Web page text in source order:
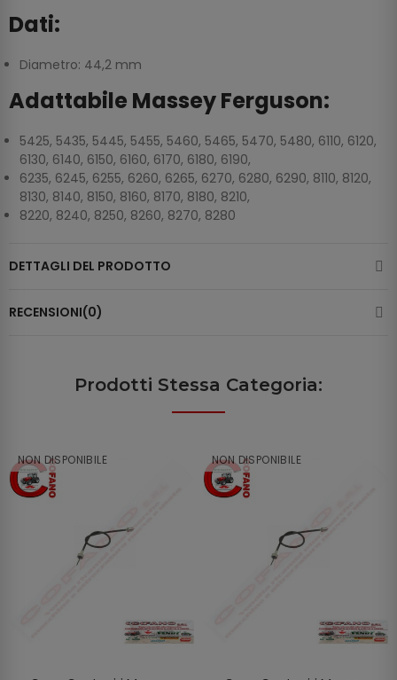
Dati:
Diametro: 44,2 mm
Adattabile Massey Ferguson:
5425, 5435, 5445, 5455, 5460, 5465, 5470, 5480, 6110, 6120,
6130, 6140, 6150, 6160, 6170, 6180, 6190,
6235, 6245, 6255, 6260, 6265, 6270, 6280, 6290, 8110, 8120,
8130, 8140, 8150, 8160, 8170, 8180, 8210,
8220, 8240, 8250, 8260, 8270, 8280
DETTAGLI DEL PRODOTTO
RECENSIONI(0)
Prodotti Stessa Categoria:
NON DISPONIBILE NON DISPONIBILE